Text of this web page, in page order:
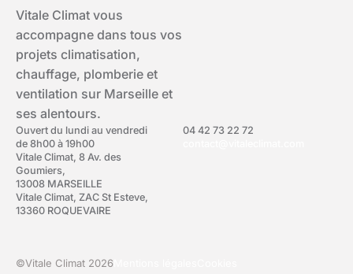
Vitale Climat vous
accompagne dans tous vos
projets climatisation,
chauffage, plomberie et
ventilation sur Marseille et
ses alentours.
Ouvert du lundi au vendredi
de 8h00 à 19h00
04 42 73 22 72
Vitale Climat, 8 Av. des
Goumiers,
13008 MARSEILLE
Vitale Climat, ZAC St Esteve,
13360 ROQUEVAIRE
©Vitale Climat 2026